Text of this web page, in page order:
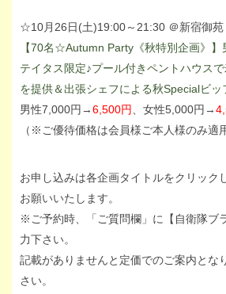
☆10月26日(土)19:00～21:30 ＠新宿御苑
【70名☆Autumn Party《秋特別企画》】
テイタス限定♪プール付きペントハウス
を提供＆出張シェフによる秋Specialビ
男性7,000円→6,500円、女性5,000円→
（※ご優待価格は会員様ご本人様のみ適
お申し込みは各企画タイトルをクリック
お願いいたします。
※ご予約時、「ご質問欄」に【自衛隊ブ
力下さい。
記載がありませんと定価でのご案内とな
さい。